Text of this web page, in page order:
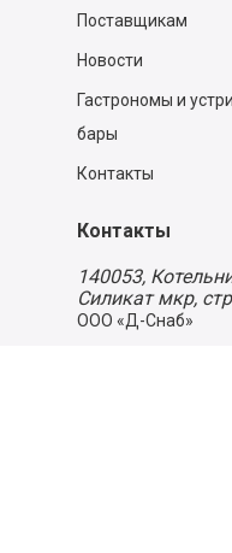
Поставщикам
Новости
Гастрономы и
бары
Контакты
Контакты
140053,
Силикат мкр,
ООО «Д-Снаб»